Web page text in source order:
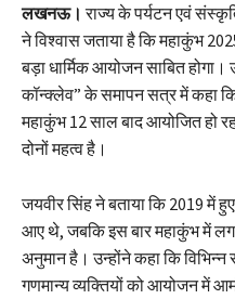
लखनऊ। राज्य के पर्यटन एवं
ने विश्वास जताया है कि महाकुंभ
बड़ा धार्मिक आयोजन साबित होगा।
कॉन्क्लेव” के समापन सत्र में कहा कि
महाकुंभ 12 साल बाद आयोजित हो
दोनों महत्व है।
जयवीर सिंह ने बताया कि 2019 में
आए थे, जबकि इस बार महाकुंभ में
अनुमान है। उन्होंने कहा कि
गणमान्य व्यक्तियों को आयोजन में